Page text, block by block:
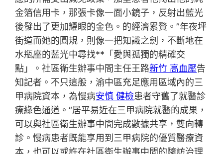
金箔信用卡，那張卡像一面小鏡子，反射出藍光
後發出了更加耀眼的金色。的經濟累贅。”年夜坪
街道而她的圓規，則像一把知識之劍，不斷地在
水瓶座的藍光中尋找**「愛與孤獨的精確交
點」。社區衛生辦事中間主任王路新竹 高血壓告
知記者。不只這般，渝中區充足應用區域內的三
甲病院資本，為慢病安慎 健檢患者守舊了就醫診
療綠色通道。“居平易近在三甲病院就醫的成果，
可以與社區衛生辦事中間完成數據共享，雙向轉
診。慢病患者既能享用到三甲病院的優質醫療資